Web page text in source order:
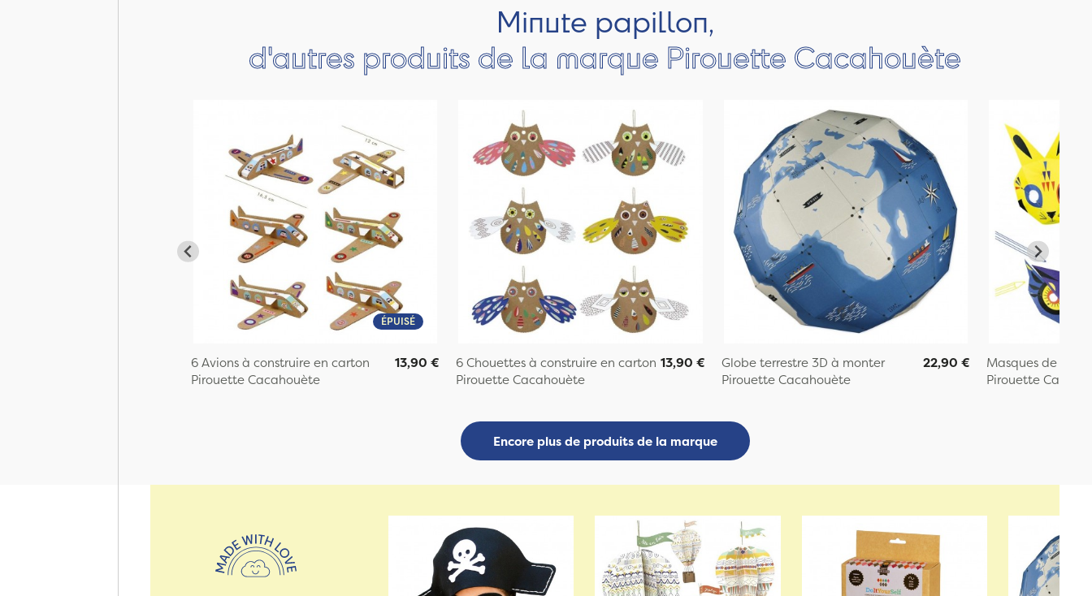
Minute papillon,
d'autres produits de la marque Pirouette Cacahouète
ÉPUISÉ
6 Avions à construire en carton
Pirouette Cacahouète
13,90 €
6 Chouettes à construire en carton
Pirouette Cacahouète
13,90 €
Globe terrestre 3D à monter
Pirouette Cacahouète
22,90 €
Masques de la
Pirouette
Encore plus de produits de la marque